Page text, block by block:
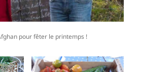
pour fêter le printemps !